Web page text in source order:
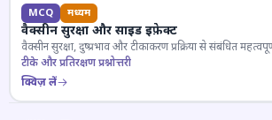
MCQ मध्यम
वैक्सीन सुरक्षा और साइड इफ़ेक्ट
वैक्सीन सुरक्षा, दुष्प्रभाव और टीकाकरण प्रक्रिया से संबंधित महत्वपूर्ण
टीके और प्रतिरक्षण प्रश्नोत्तरी
क्विज़ लें